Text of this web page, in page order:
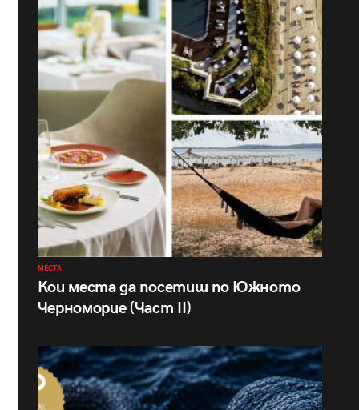
МЕСТА
Кои места да посетиш по Южното
Черноморие (Част II)